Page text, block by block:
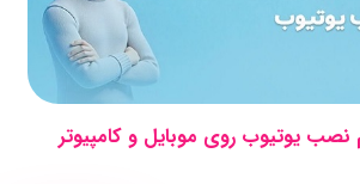
نصب یوتیوب روی موبایل و کامپیوتر